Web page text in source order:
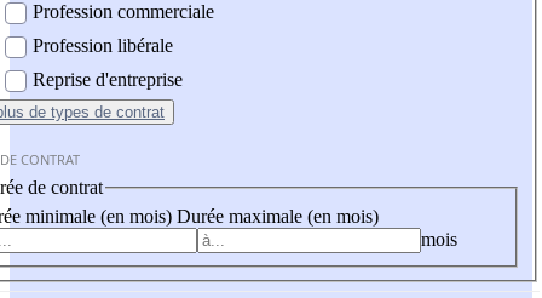
Profession commerciale
Profession libérale
Reprise d'entreprise
de types de contrat
CONTRAT
de contrat
minimale (en mois) Durée maximale (en mois)
mois